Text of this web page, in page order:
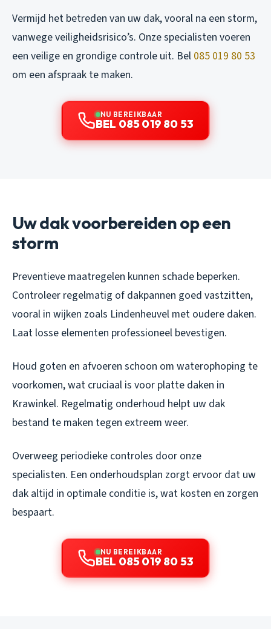
Vermijd het betreden van uw dak, vooral na een storm,
vanwege veiligheidsrisico’s. Onze specialisten voeren
een veilige en grondige controle uit. Bel 085 019 80 53
om een afspraak te maken.
NU BEREIKBAAR
BEL 085 019 80 53
Uw dak voorbereiden op een
storm
Preventieve maatregelen kunnen schade beperken.
Controleer regelmatig of dakpannen goed vastzitten,
vooral in wijken zoals Lindenheuvel met oudere daken.
Laat losse elementen professioneel bevestigen.
Houd goten en afvoeren schoon om waterophoping te
voorkomen, wat cruciaal is voor platte daken in
Krawinkel. Regelmatig onderhoud helpt uw dak
bestand te maken tegen extreem weer.
Overweeg periodieke controles door onze
specialisten. Een onderhoudsplan zorgt ervoor dat uw
dak altijd in optimale conditie is, wat kosten en zorgen
bespaart.
NU BEREIKBAAR
BEL 085 019 80 53